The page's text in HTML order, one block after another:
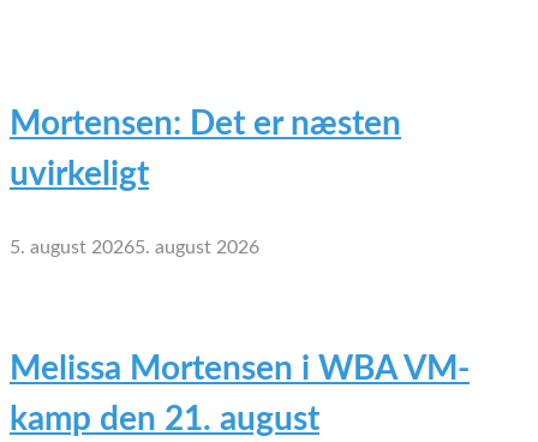
Mortensen: Det er næsten
uvirkeligt
5. august 20265. august 2026
Melissa Mortensen i WBA VM-
kamp den 21. august